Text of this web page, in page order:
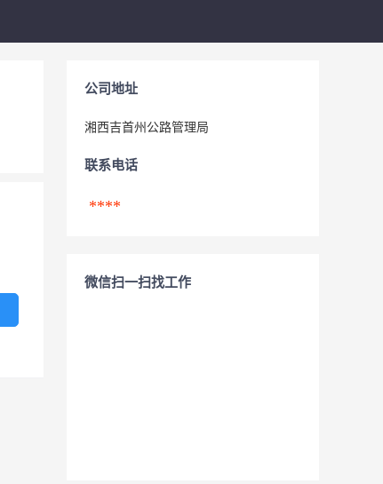
公司地址
湘西吉首州公路管理局
联系电话
****
微信扫一扫找工作